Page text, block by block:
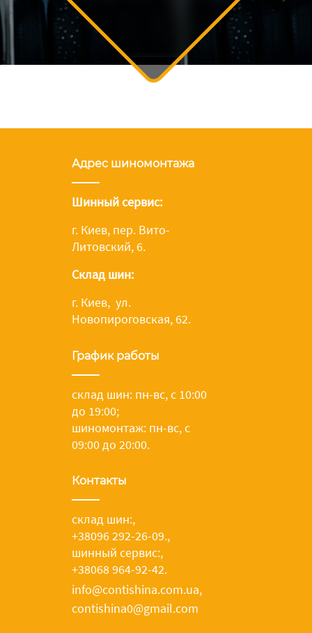
Адрес шиномонтажа
Шинный сервис:
г. Киев, пер. Вито-
Литовский, 6.
Склад шин:
г. Киев, ул.
Новопироговская, 62.
График работы
склад шин: пн-вс, с 10:00
до 19:00;
шиномонтаж: пн-вс, с
09:00 до 20:00.
Контакты
склад шин:,
+38096 292-26-09.,
шинный сервис:,
+38068 964-92-42.
info@contishina.com.ua,
contishina0@gmail.com